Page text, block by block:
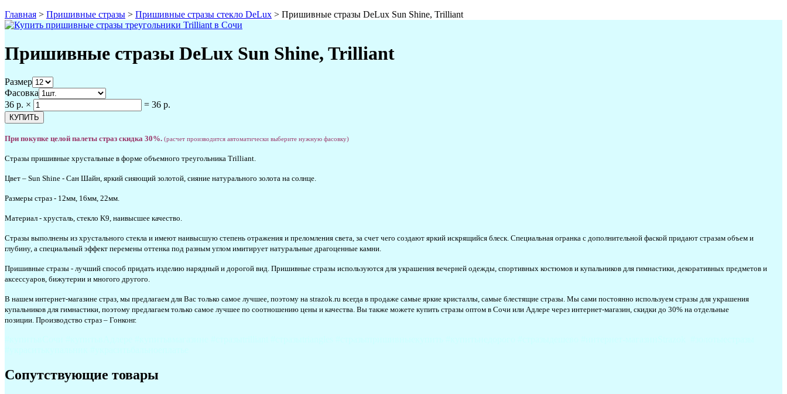
Главная > Пришивные стразы > Пришивные стразы стекло DeLux > Пришивные стразы DeLux Sun Shine, Trilliant
Пришивные стразы DeLux Sun Shine, Trilliant
Размер
Фасовка
36 р. × = 36 р.
При покупке целой палеты страз скидка 30%. (расчет производится автоматически выберите нужную фасовку)
Стразы пришивные хрустальные в форме объемного треугольника Trilliant.
Цвет – Sun Shine - Сан Шайн, яркий сияющий золотой, сияние натурального золота на солнце.
Размеры страз - 12мм, 16мм, 22мм.
Материал - хрусталь, стекло K9, наивысшее качество.
Стразы выполнены из хрустального стекла и имеют наивысшую степень отражения и преломления света, за счет чего создают яркий искрящийся блеск. Специальная огранка с дополнительной фаской придают стразам объем и
глубину, а специальный эффект перемены оттенка под разным углом имитирует натуральные драгоценные камни.
Пришивные стразы - лучший способ придать изделию нарядный и дорогой вид. Пришивные стразы используются для украшения вечерней одежды, спортивных костюмов и купальников для гимнастики, декоративных предметов и
аксессуаров, бижутерии и многого другого.
В нашем интернет-магазине страз, мы предлагаем для Вас только самое лучшее, поэтому на strazok.ru всегда в продаже самые яркие кристаллы, самые блестящие стразы. Мы сами постоянно используем стразы для украшения
купальников для гимнастики, поэтому предлагаем только самое лучшее по соотношению цены и качества. Вы также можете купить стразы оптом в Сочи или Адлере через интернет-магазин, скидки до 30% на отдельные
позиции. Производство страз – Гонконг.
Сопутствующие товары